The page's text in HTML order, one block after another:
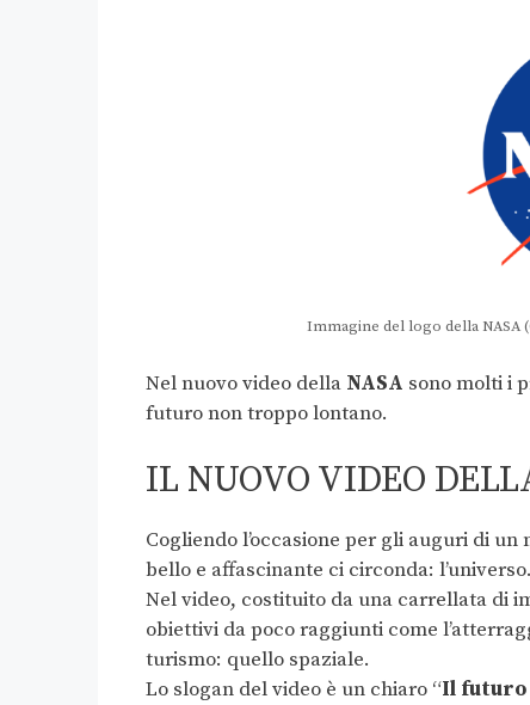
Immagine del logo della NASA
Nel nuovo video della NASA sono molti i
futuro non troppo lontano.
IL NUOVO VIDEO
Cogliendo l’occasione per gli auguri di
bello e affascinante ci circonda: l’universo.
Nel video, costituito da una carrellata di
obiettivi da poco raggiunti come
turismo: quello spaziale.
Lo slogan del video è un chiaro “Il futuro